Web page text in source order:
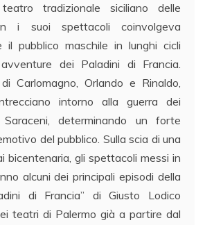
tradizionale siciliano delle
i suoi spettacoli coinvolgeva
il pubblico maschile in lunghi cicli
dei Paladini di Francia.
Carlomagno, Orlando e Rinaldo,
intorno alla guerra dei
determinando un forte
del pubblico. Sulla scia di una
bicentenaria, gli spettacoli messi in
alcuni dei principali episodi della
di Francia” di Giusto Lodico
teatri di Palermo già a partire dal